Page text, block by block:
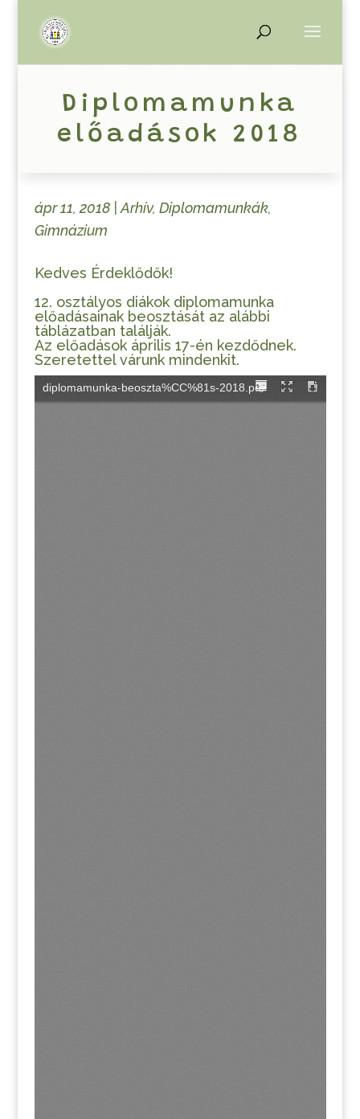
Diplomamunka
előadások 2018
ápr 11, 2018| Arhív, Diplomamunkák,
Gimnázium
Kedves Érdeklődők!
12. osztályos diákok diplomamunka
előadásainak beosztását az alábbi
táblázatban találják.
Az előadások április 17-én kezdődnek.
Szeretettel várunk mindenkit.